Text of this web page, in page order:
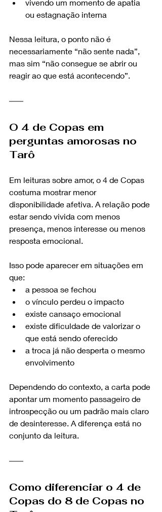
vivendo um momento de apatia
ou estagnação interna
Nessa leitura, o ponto não é
necessariamente “não sente nada”,
mas sim “não consegue se abrir ou
reagir ao que está acontecendo”.
O 4 de Copas em
perguntas amorosas no
Tarô
Em leituras sobre amor, o 4 de Copas
costuma mostrar menor
disponibilidade afetiva. A relação pode
estar sendo vivida com menos
presença, menos interesse ou menos
resposta emocional.
Isso pode aparecer em situações em
que:
a pessoa se fechou
o vínculo perdeu o impacto
existe cansaço emocional
existe dificuldade de valorizar o
que está sendo oferecido
a troca já não desperta o mesmo
envolvimento
Dependendo do contexto, a carta pode
apontar um momento passageiro de
introspecção ou um padrão mais claro
de desinteresse. A diferença está no
conjunto da leitura.
Como diferenciar o 4 de
Copas do 8 de Copas no